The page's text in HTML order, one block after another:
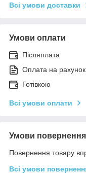
Всі умови доставки
Умови оплати
Післяплата
Оплата на рахунок
Готівкою
Всі умови оплати
Умови повернення
Повернення товару
Всі умови